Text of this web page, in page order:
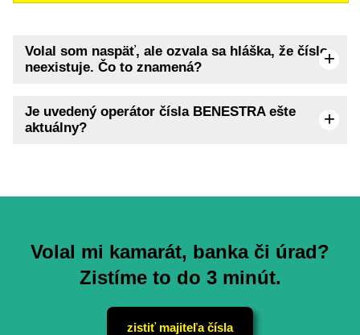
Volal som naspäť, ale ozvala sa hláška, že číslo
neexistuje. Čo to znamená?
Je uvedený operátor čísla BENESTRA ešte
aktuálny?
Volal mi kamarát, banka či úrad?
Zistíme to do 3 minút.
zistiť majiteľa čísla